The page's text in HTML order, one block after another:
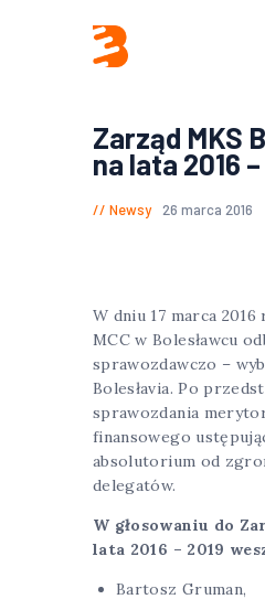
Zarząd MKS
na lata 2016
Newsy 26 marca 2016
W dniu 17 marca
MCC w Bolesławcu
sprawozdawczo –
Bolesłavia. Po
sprawozdania
finansowego
absolutorium od
delegatów.
W głosowaniu do
lata 2016 – 2019
Bartosz Gruman,